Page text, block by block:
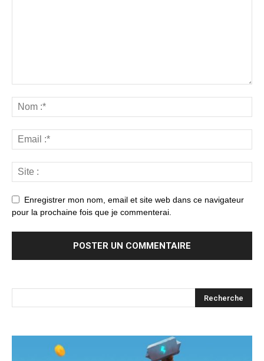
Enregistrer mon nom, email et site web dans ce navigateur
pour la prochaine fois que je commenterai.